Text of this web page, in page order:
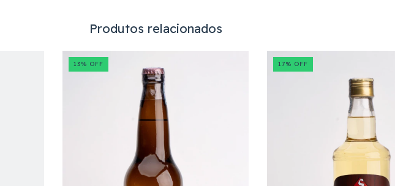
Produtos relacionados
13% OFF 17% OFF